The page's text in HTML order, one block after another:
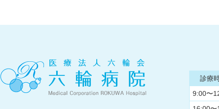
診療
9:00〜